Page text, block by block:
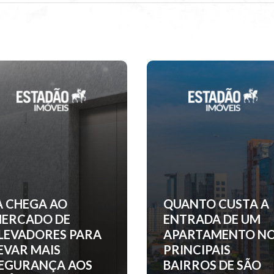
CUSTA A
DE UM
NOS
DE SÃO
EM CURITIBA,
INCORPORADORA
ANUNCIA PRÉDIO
DE LUXO EM
HOMENAGEM A